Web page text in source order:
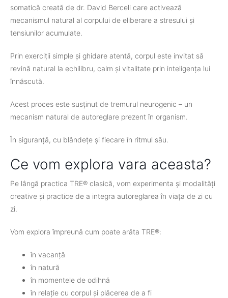
somatică creată de dr. David Berceli care activează
mecanismul natural al corpului de eliberare a stresului și
tensiunilor acumulate.
Prin exerciții simple și ghidare atentă, corpul este invitat să
revină natural la echilibru, calm și vitalitate prin inteligența lui
înnăscută.
Acest proces este susținut de tremurul neurogenic – un
mecanism natural de autoreglare prezent în organism.
În siguranță, cu blândețe și fiecare în ritmul său.
Ce vom explora vara aceasta?
Pe lângă practica TRE® clasică, vom experimenta și modalități
creative și practice de a integra autoreglarea în viața de zi cu
zi.
Vom explora împreună cum poate arăta TRE®:
în vacanță
în natură
în momentele de odihnă
în relație cu corpul și plăcerea de a fi